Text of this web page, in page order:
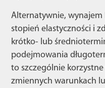
Alternatywnie, wynajem
stopień elastyczności i
krótko- lub
podejmowania
to szczególnie
zmiennych warunkach